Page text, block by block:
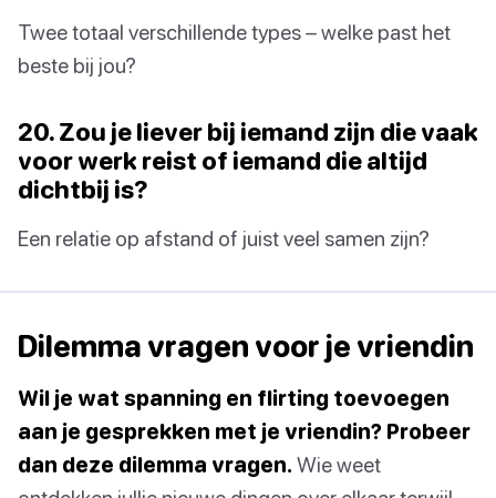
Twee totaal verschillende types – welke past het
beste bij jou?
20. Zou je liever bij iemand zijn die vaak
voor werk reist of iemand die altijd
dichtbij is?
Een relatie op afstand of juist veel samen zijn?
Dilemma vragen voor je vriendin
Wil je wat spanning en flirting toevoegen
aan je gesprekken met je vriendin? Probeer
dan deze dilemma vragen. Wie weet